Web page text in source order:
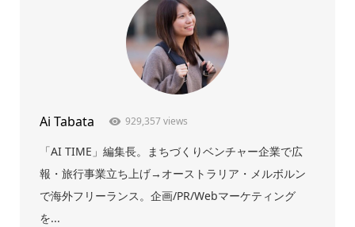
Ai Tabata 929,357 views
「AI TIME」編集長。まちづくりベンチャー企業で広
報・旅行事業立ち上げ→オーストラリア・メルボルン
で海外フリーランス。企画/PR/Webマーケティング
を...